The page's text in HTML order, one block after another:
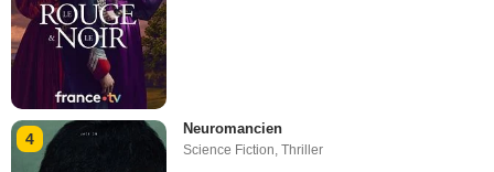
4
Neuromancien
Science Fiction,Thriller